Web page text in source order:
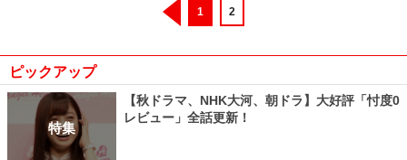
1 2
ピックアップ
特集
【秋ドラマ、NHK大河、朝ドラ】大好評「忖度0
レビュー」全話更新！